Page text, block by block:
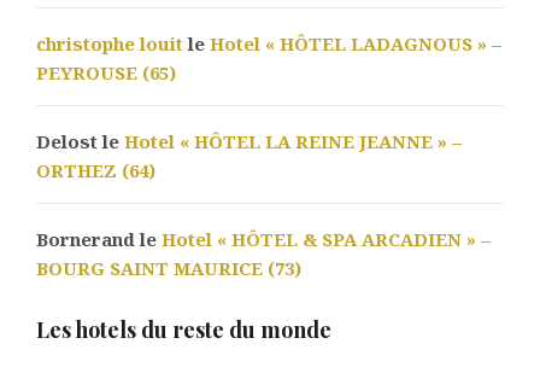
christophe louitle Hotel « HÔTEL LADAGNOUS » –
PEYROUSE (65)
Delost le Hotel « HÔTEL LA REINE JEANNE » –
ORTHEZ (64)
Bornerand le Hotel « HÔTEL & SPA ARCADIEN » –
BOURG SAINT MAURICE (73)
Les hotels du reste du monde